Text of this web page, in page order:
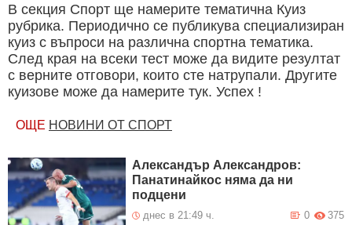
В секция Спорт ще намерите тематична Куиз
рубрика. Периодично се публикува специализиран
куиз с въпроси на различна спортна тематика.
След края на всеки тест може да видите резултат
с верните отговори, които сте натрупали. Другите
куизове може да намерите тук. Успех !
ОЩЕ НОВИНИ ОТ СПОРТ
Александър Александров:
Панатинайкос няма да ни
подцени
днес в 21:49 ч. 375
0